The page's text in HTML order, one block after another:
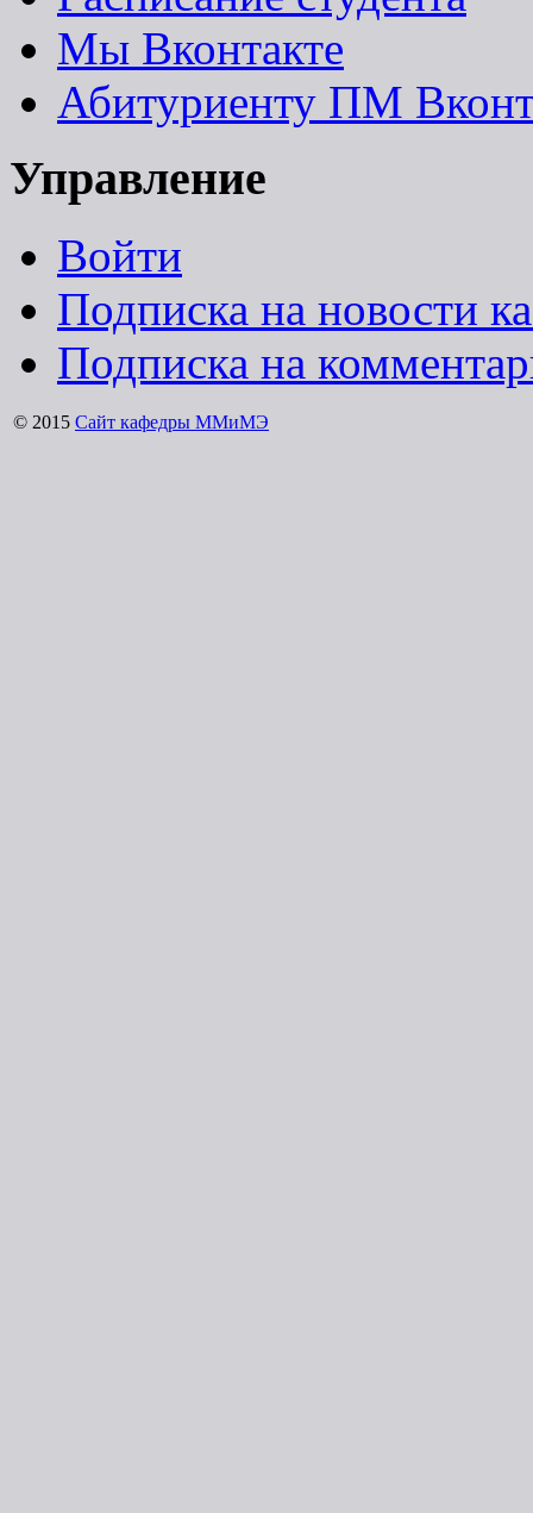
Мы Вконтакте
Абитуриенту ПМ
Управление
Войти
Подписка на новости
Подписка на
© 2015 Сайт кафедры ММиМЭ